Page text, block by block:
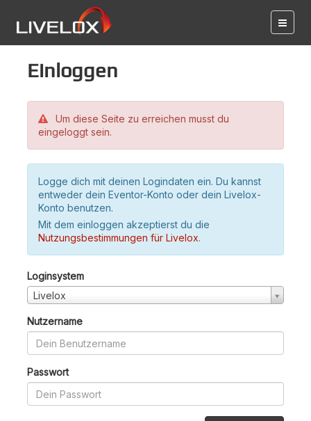
Einloggen
Um diese Seite zu erreichen musst du
eingeloggt sein.
Logge dich mit deinen Logindaten ein. Du kannst
entweder dein Eventor-Konto oder dein Livelox-
Konto benutzen.
Mit dem einloggen akzeptierst du die
Nutzungsbestimmungen für Livelox.
Loginsystem
Livelox
Nutzername
Passwort